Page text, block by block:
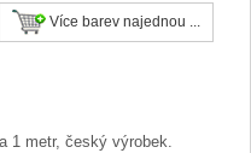
Více barev najednou ...
1 metr, český výrobek.